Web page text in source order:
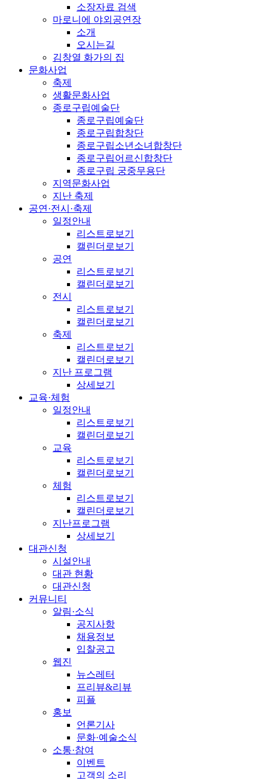
소장자료 검색
마로니에 야외공연장
소개
오시는길
김창열 화가의 집
문화사업
축제
생활문화사업
종로구립예술단
종로구립예술단
종로구립합창단
종로구립소년소녀합창단
종로구립어르신합창단
종로구립 궁중무용단
지역문화사업
지난 축제
공연·전시·축제
일정안내
리스트로보기
캘린더로보기
공연
리스트로보기
캘린더로보기
전시
리스트로보기
캘린더로보기
축제
리스트로보기
캘린더로보기
지난 프로그램
상세보기
교육·체험
일정안내
리스트로보기
캘린더로보기
교육
리스트로보기
캘린더로보기
체험
리스트로보기
캘린더로보기
지난프로그램
상세보기
대관신청
시설안내
대관 현황
대관신청
커뮤니티
알림·소식
공지사항
채용정보
입찰공고
웹진
뉴스레터
프리뷰&리뷰
피플
홍보
언론기사
문화·예술소식
소통·참여
이벤트
고객의 소리